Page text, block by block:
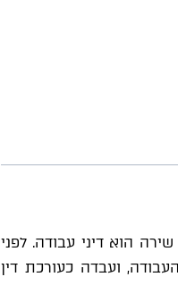
העיקרי של שירה הוא דיני עבודה. לפני
ועבדה כעורכת דין